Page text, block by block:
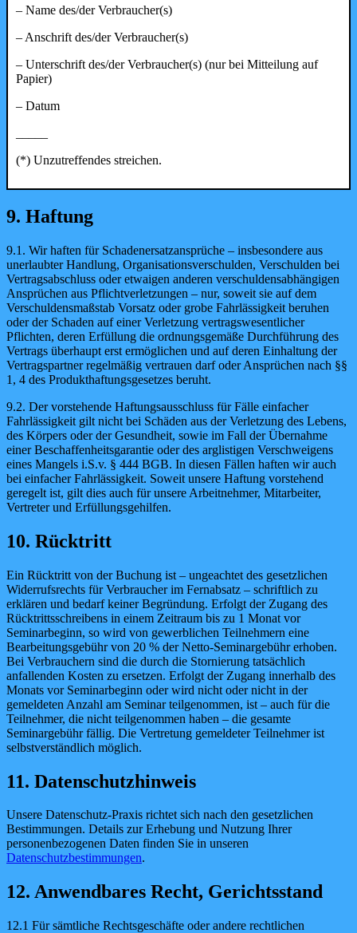
– Name des/der Verbraucher(s)
– Anschrift des/der Verbraucher(s)
– Unterschrift des/der Verbraucher(s) (nur bei Mitteilung auf
Papier)
– Datum
(*) Unzutreffendes streichen.
9. Haftung
9.1. Wir haften für Schadenersatzansprüche – insbesondere aus
unerlaubter Handlung, Organisationsverschulden, Verschulden bei
Vertragsabschluss oder etwaigen anderen verschuldensabhängigen
Ansprüchen aus Pflichtverletzungen – nur, soweit sie auf dem
Verschuldensmaßstab Vorsatz oder grobe Fahrlässigkeit beruhen
oder der Schaden auf einer Verletzung vertragswesentlicher
Pflichten, deren Erfüllung die ordnungsgemäße Durchführung des
Vertrags überhaupt erst ermöglichen und auf deren Einhaltung der
Vertragspartner regelmäßig vertrauen darf oder Ansprüchen nach §§
1, 4 des Produkthaftungsgesetzes beruht.
9.2. Der vorstehende Haftungsausschluss für Fälle einfacher
Fahrlässigkeit gilt nicht bei Schäden aus der Verletzung des Lebens,
des Körpers oder der Gesundheit, sowie im Fall der Übernahme
einer Beschaffenheitsgarantie oder des arglistigen Verschweigens
eines Mangels i.S.v. § 444 BGB. In diesen Fällen haften wir auch
bei einfacher Fahrlässigkeit. Soweit unsere Haftung vorstehend
geregelt ist, gilt dies auch für unsere Arbeitnehmer, Mitarbeiter,
Vertreter und Erfüllungsgehilfen.
10. Rücktritt
Ein Rücktritt von der Buchung ist – ungeachtet des gesetzlichen
Widerrufsrechts für Verbraucher im Fernabsatz – schriftlich zu
erklären und bedarf keiner Begründung. Erfolgt der Zugang des
Rücktrittsschreibens in einem Zeitraum bis zu 1 Monat vor
Seminarbeginn, so wird von gewerblichen Teilnehmern eine
Bearbeitungsgebühr von 20 % der Netto-Seminargebühr erhoben.
Bei Verbrauchern sind die durch die Stornierung tatsächlich
anfallenden Kosten zu ersetzen. Erfolgt der Zugang innerhalb des
Monats vor Seminarbeginn oder wird nicht oder nicht in der
gemeldeten Anzahl am Seminar teilgenommen, ist – auch für die
Teilnehmer, die nicht teilgenommen haben – die gesamte
Seminargebühr fällig. Die Vertretung gemeldeter Teilnehmer ist
selbstverständlich möglich.
11. Datenschutzhinweis
Unsere Datenschutz-Praxis richtet sich nach den gesetzlichen
Bestimmungen. Details zur Erhebung und Nutzung Ihrer
personenbezogenen Daten finden Sie in unseren
Datenschutzbestimmungen.
12. Anwendbares Recht, Gerichtsstand
12.1 Für sämtliche Rechtsgeschäfte oder andere rechtlichen